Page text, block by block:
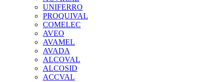
UNIFERRO
PROQUIVAL
COMELEC
AVEO
AVAMEL
AVADA
ALCOVAL
ALCOSID
ACCVAL